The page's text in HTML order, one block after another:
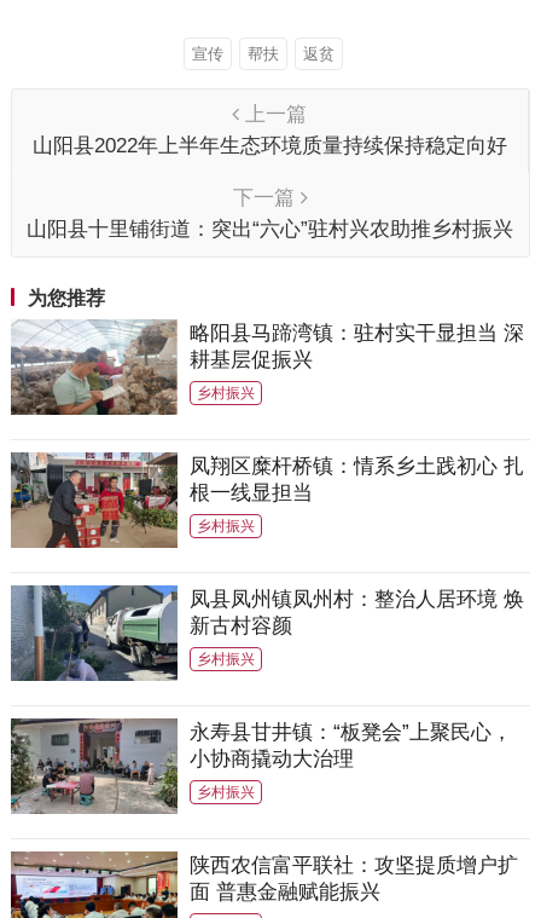
宣传 帮扶 返贫
上一篇
山阳县2022年上半年生态环境质量持续保持稳定向好
下一篇
山阳县十里铺街道：突出“六心”驻村兴农助推乡村振兴
为您推荐
略阳县马蹄湾镇：驻村实干显担当 深
耕基层促振兴
乡村振兴
凤翔区糜杆桥镇：情系乡土践初心 扎
根一线显担当
乡村振兴
凤县凤州镇凤州村：整治人居环境 焕
新古村容颜
乡村振兴
永寿县甘井镇：“板凳会”上聚民心，
小协商撬动大治理
乡村振兴
陕西农信富平联社：攻坚提质增户扩
面 普惠金融赋能振兴